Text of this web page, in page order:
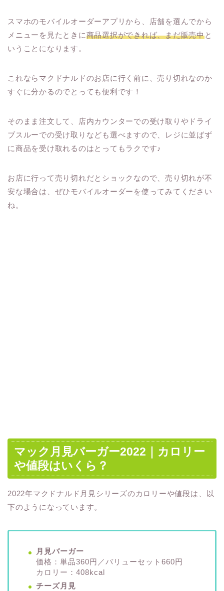
スマホのモバイルオーダーアプリから、店舗を選んでから
メニューを見たときに商品選択ができれば、まだ販売中と
いうことになります。
これならマクドナルドのお店に行く前に、売り切れなのか
すぐに分かるのでとっても便利です！
そのまま注文して、店内カウンターでの受け取りやドライ
ブスルーでの受け取りなども選べますので、レジに並ばず
に商品を受け取れるのはとってもラクです♪
お店に行って売り切れだとショックなので、売り切れが不
安な場合は、ぜひモバイルオーダーを使ってみてください
ね。
マック月見バーガー2022｜カロリー
や値段はいくら？
2022年マクドナルド月見シリーズのカロリーや値段は、以
下のようになっています。
月見バーガー
価格：単品360円／バリューセット660円
カロリー：408kcal
チーズ月見